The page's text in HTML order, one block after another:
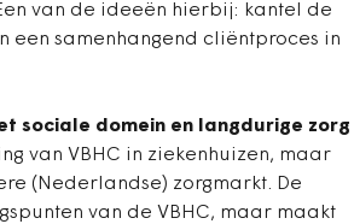
van de ideeën hierbij: kantel de
een samenhangend cliëntproces in
sociale domein en langdurige zorg
van VBHC in ziekenhuizen, maar
(Nederlandse) zorgmarkt. De
van de VBHC, maar maakt